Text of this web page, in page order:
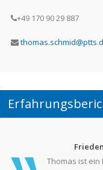
+49 170 90 29 887
Thomas ist ein